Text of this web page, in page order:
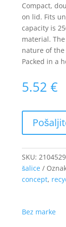
Compact,
on lid. Fits
capacity is
material.
nature of
Packed in a
5.52 €
SKU:
šalice
concept,
Bez marke